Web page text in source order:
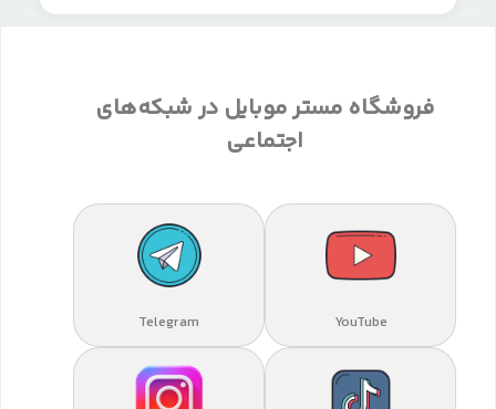
فروشگاه مستر موبایل در شبکه‌های
اجتماعی
YouTube
Telegram